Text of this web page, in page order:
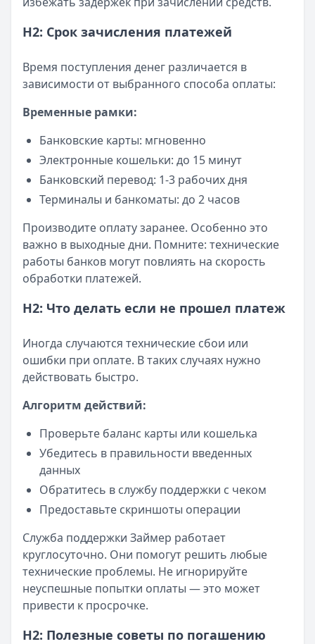
H2: Срок зачисления платежей
Время поступления денег различается в
зависимости от выбранного способа оплаты:
Временные рамки:
Банковские карты: мгновенно
Электронные кошельки: до 15 минут
Банковский перевод: 1-3 рабочих дня
Терминалы и банкоматы: до 2 часов
Производите оплату заранее. Особенно это
важно в выходные дни. Помните: технические
работы банков могут повлиять на скорость
обработки платежей.
H2: Что делать если не прошел платеж
Иногда случаются технические сбои или
ошибки при оплате. В таких случаях нужно
действовать быстро.
Алгоритм действий:
Проверьте баланс карты или кошелька
Убедитесь в правильности введенных
данных
Обратитесь в службу поддержки с чеком
Предоставьте скриншоты операции
Служба поддержки Займер работает
круглосуточно. Они помогут решить любые
технические проблемы. Не игнорируйте
неуспешные попытки оплаты — это может
привести к просрочке.
H2: Полезные советы по погашению